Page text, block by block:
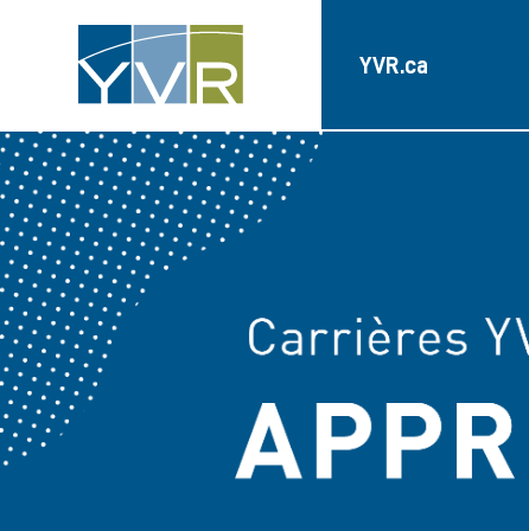
YVR.ca